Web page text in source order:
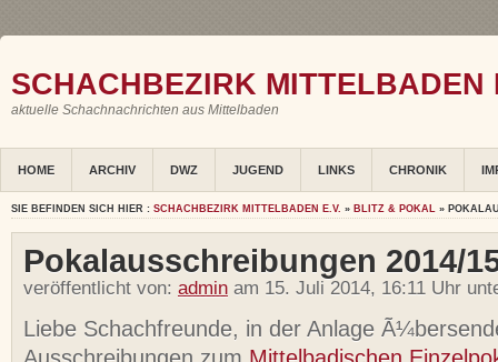
SCHACHBEZIRK MITTELBADEN
aktuelle Schachnachrichten aus Mittelbaden
HOME ARCHIV DWZ JUGEND LINKS CHRONIK
SIE BEFINDEN SICH HIER : SCHACHBEZIRK MITTELBADEN E.V. » BLITZ & POKAL »
Pokalausschreibungen 2014/
veröffentlicht von: admin am 15. Juli 2014, 16:11 Uhr
Liebe Schachfreunde, in der Anlage